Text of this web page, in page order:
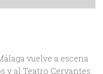
vuelve a escena
y al Teatro Cervantes.